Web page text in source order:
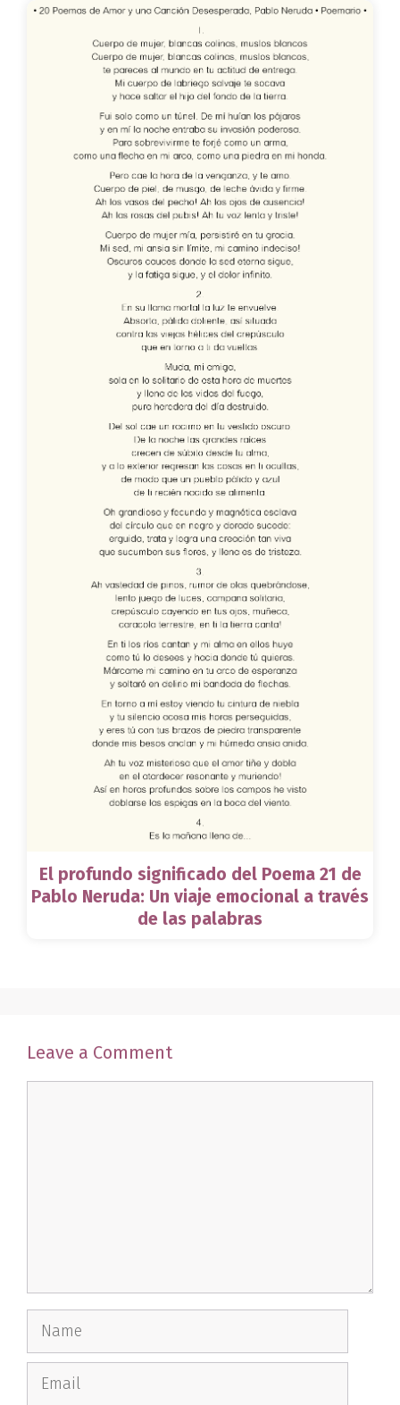
El profundo significado del Poema 21 de
Pablo Neruda: Un viaje emocional a través
de las palabras
Leave a Comment
Name
Email